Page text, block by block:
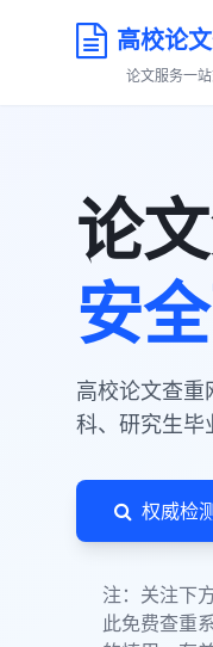
高校论
论文服务一
论
安
高校论文查重
科、研究生毕
权威检
注：关注下
此免费查重